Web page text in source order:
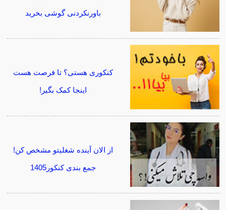
باورنکردنی گوشی بخرید
کنکوری هستی؟ تا فرصت هست
اینجا کمک بگیر!
از الان آینده شغلیتو مشخص کن!
جمع بندی کنکور1405